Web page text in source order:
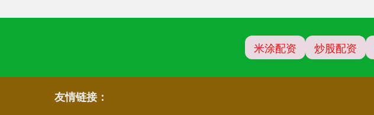
米涂配资 炒股配资
友情链接：